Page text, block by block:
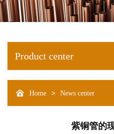
Product center
Home > News center
紫铜管的